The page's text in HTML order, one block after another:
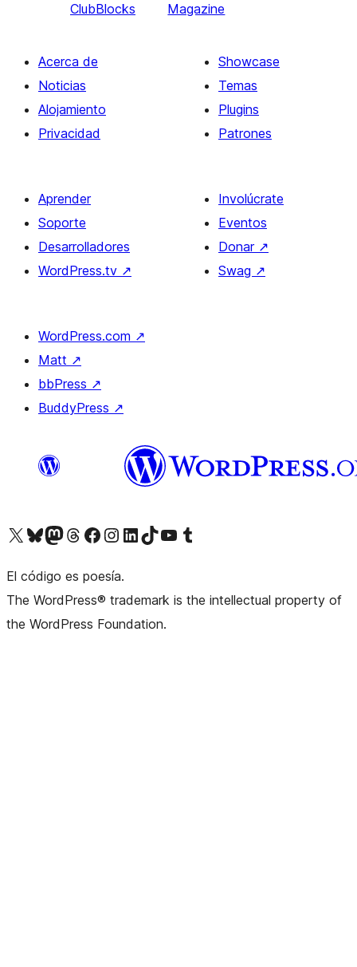
ClubBlocks
Magazine
Acerca de
Noticias
Alojamiento
Privacidad
Showcase
Temas
Plugins
Patrones
Aprender
Soporte
Desarrolladores
WordPress.tv ↗
Involúcrate
Eventos
Donar ↗
Swag ↗
WordPress.com ↗
Matt ↗
bbPress ↗
BuddyPress ↗
Visita nuestra cuenta de X (anteriormente Twitter)
Visita nuestra cuenta de Bluesky
Visita nuestra cuenta de Mastodon
Visita nuestra cuenta de Threads
Visita nuestra página de Facebook
Visita nuestra cuenta de Instagram
Visita nuestra cuenta de LinkedIn
Visita nuestra cuenta de TikTok
Visita nuestro canal de YouTube
Visita nuestra cuenta de Tumblr
El código es poesía.
The WordPress® trademark is the intellectual property of
the WordPress Foundation.